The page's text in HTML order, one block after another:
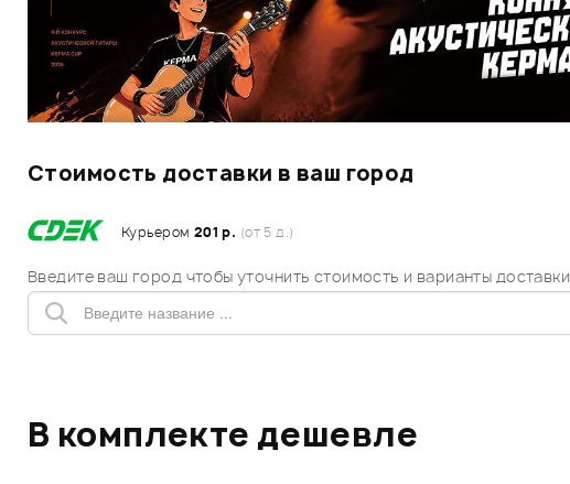
Стоимость доставки в ваш город
Курьером 201 р. (от 5 д.)
Введите ваш город чтобы уточнить стоимость и варианты доставки
В комплекте дешевле